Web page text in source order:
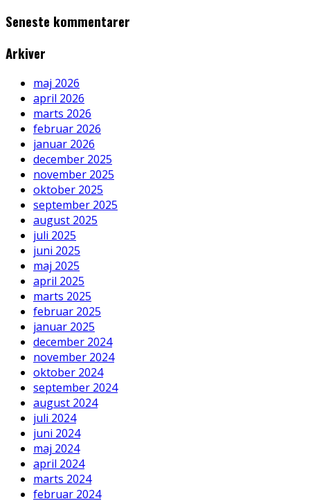
Seneste kommentarer
Arkiver
maj 2026
april 2026
marts 2026
februar 2026
januar 2026
december 2025
november 2025
oktober 2025
september 2025
august 2025
juli 2025
juni 2025
maj 2025
april 2025
marts 2025
februar 2025
januar 2025
december 2024
november 2024
oktober 2024
september 2024
august 2024
juli 2024
juni 2024
maj 2024
april 2024
marts 2024
februar 2024